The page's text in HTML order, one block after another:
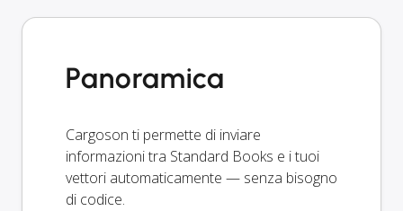
Panoramica
Cargoson ti permette di inviare
informazioni tra Standard Books e i tuoi
vettori automaticamente — senza bisogno
di codice.